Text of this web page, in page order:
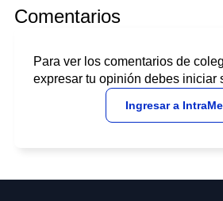
Comentarios
Para ver los comentarios de
expresar tu opinión debes iniciar
Ingresar a